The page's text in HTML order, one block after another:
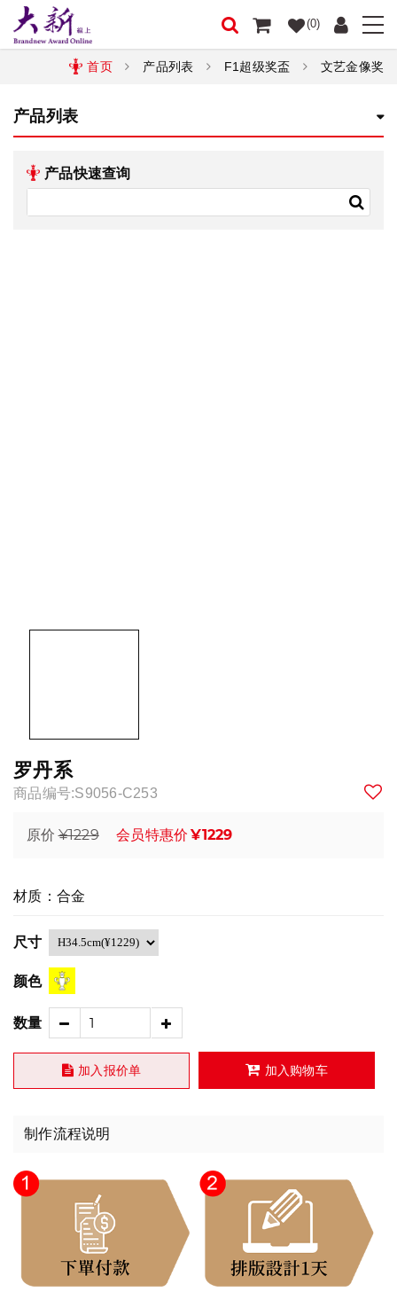
(0)
首页 产品列表 F1超级奖盃 文艺金像奖
产品列表
产品快速查询
罗丹系
商品编号:S9056-C253
原价 ¥1229 会员特惠价 ¥1229
材质：合金
尺寸
颜色
数量
加入报价单 加入购物车
制作流程说明